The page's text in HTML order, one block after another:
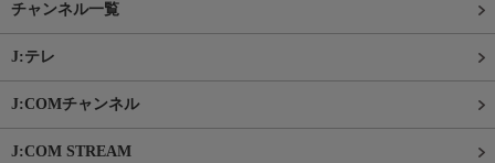
チャンネル一覧
J:テレ
J:COMチャンネル
J:COM STREAM